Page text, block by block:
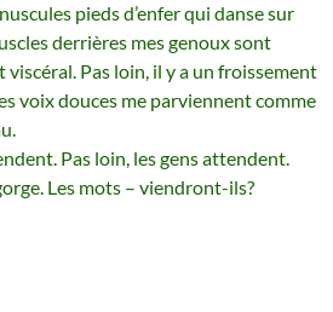
pieds d’enfer qui danse sur
derrières mes genoux sont
viscéral. Pas loin, il y a un froissement
voix douces me parviennent comme
Pas loin, les gens attendent.
Les mots – viendront-ils?